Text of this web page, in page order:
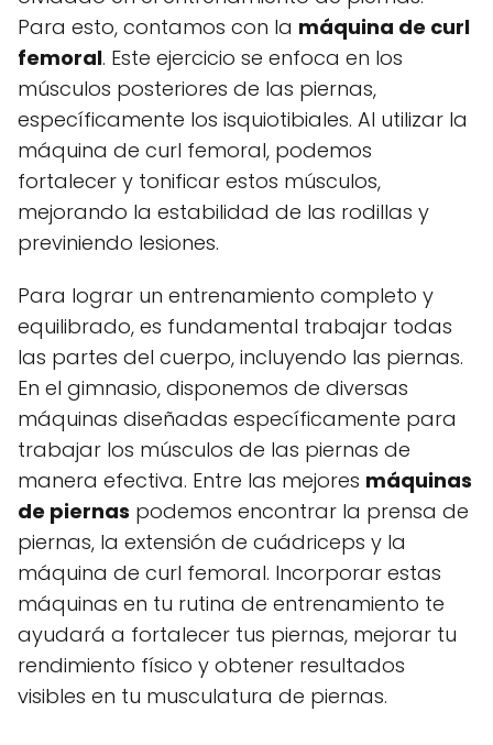
Para esto, contamos con la máquina de curl
femoral. Este ejercicio se enfoca en los
músculos posteriores de las piernas,
específicamente los isquiotibiales. Al utilizar la
máquina de curl femoral, podemos
fortalecer y tonificar estos músculos,
mejorando la estabilidad de las rodillas y
previniendo lesiones.
Para lograr un entrenamiento completo y
equilibrado, es fundamental trabajar todas
las partes del cuerpo, incluyendo las piernas.
En el gimnasio, disponemos de diversas
máquinas diseñadas específicamente para
trabajar los músculos de las piernas de
manera efectiva. Entre las mejores máquinas
de piernas podemos encontrar la prensa de
piernas, la extensión de cuádriceps y la
máquina de curl femoral. Incorporar estas
máquinas en tu rutina de entrenamiento te
ayudará a fortalecer tus piernas, mejorar tu
rendimiento físico y obtener resultados
visibles en tu musculatura de piernas.